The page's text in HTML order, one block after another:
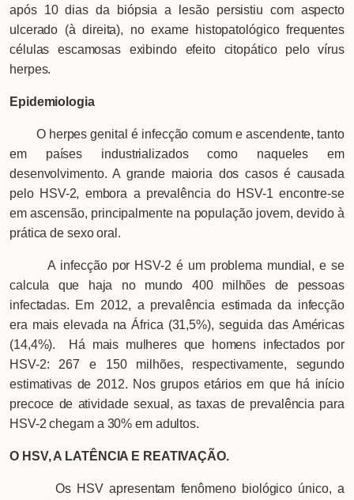
após 10 dias da biópsia a lesão persistiu com aspecto
ulcerado (à direita), no exame histopatológico frequentes
células escamosas exibindo efeito citopático pelo vírus
herpes.
Epidemiologia
O herpes genital é infecção comum e ascendente, tanto
em países industrializados como naqueles em
desenvolvimento. A grande maioria dos casos é causada
pelo HSV-2, embora a prevalência do HSV-1 encontre-se
em ascensão, principalmente na população jovem, devido à
prática de sexo oral.
A infecção por HSV-2 é um problema mundial, e se
calcula que haja no mundo 400 milhões de pessoas
infectadas. Em 2012, a prevalência estimada da infecção
era mais elevada na África (31,5%), seguida das Américas
(14,4%). Há mais mulheres que homens infectados por
HSV-2: 267 e 150 milhões, respectivamente, segundo
estimativas de 2012. Nos grupos etários em que há início
precoce de atividade sexual, as taxas de prevalência para
HSV-2 chegam a 30% em adultos.
O HSV, A LATÊNCIA E REATIVAÇÃO.
Os HSV apresentam fenômeno biológico único, a